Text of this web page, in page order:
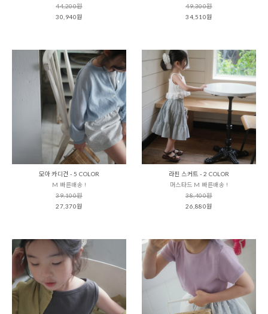
44,200원
30,940원
49,300원
34,510원
모아 카디건 - 5 COLOR
M 빠른배송 !
39,100원
27,370원
라핀 스커트 - 2 COLOR
머스타드 M 빠른배송 !
38,400원
26,880원